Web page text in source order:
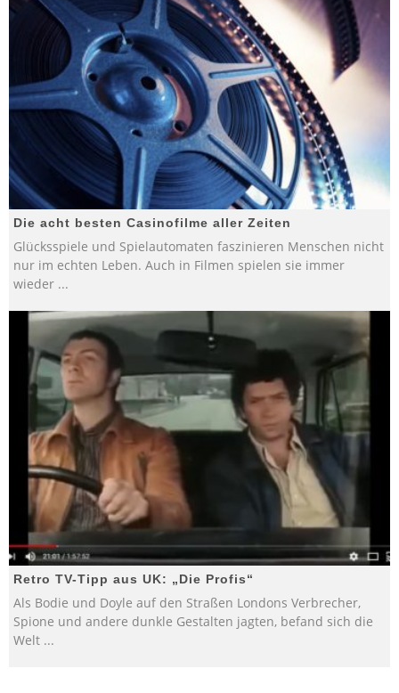
Die acht besten Casinofilme aller Zeiten
Glücksspiele und Spielautomaten faszinieren Menschen nicht
nur im echten Leben. Auch in Filmen spielen sie immer
wieder ...
Retro TV-Tipp aus UK: „Die Profis“
Als Bodie und Doyle auf den Straßen Londons Verbrecher,
Spione und andere dunkle Gestalten jagten, befand sich die
Welt ...